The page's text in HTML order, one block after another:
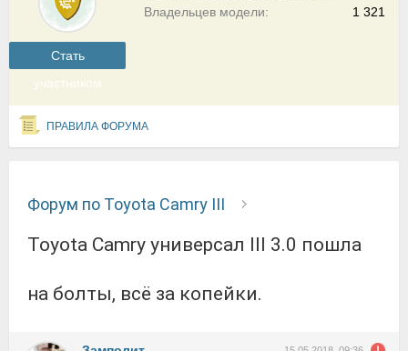
Cтать
участником
1 321
Владельцев модели:
ПРАВИЛА ФОРУМА
Форум по Toyota Camry III
Toyota Camry универсал III 3.0 пошла
на болты, всё за копейки.